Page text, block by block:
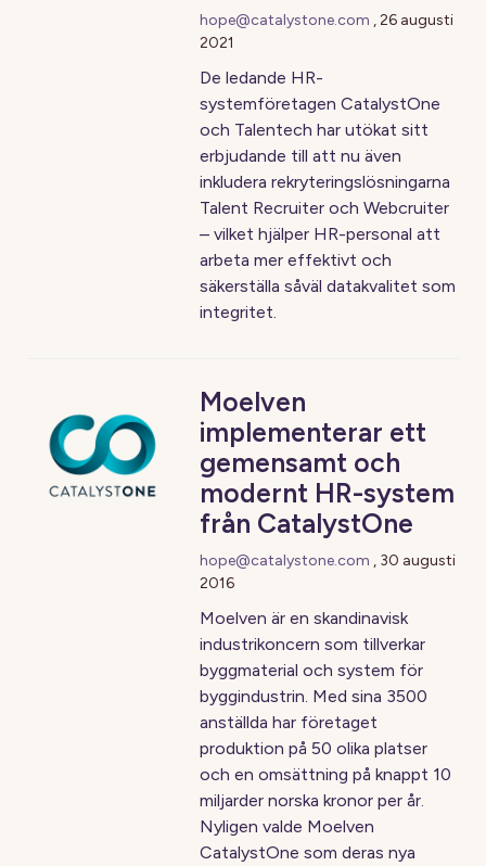
hope@catalystone.com ,26 augusti
2021
De ledande HR-
systemföretagen CatalystOne
och Talentech har utökat sitt
erbjudande till att nu även
inkludera rekryteringslösningarna
Talent Recruiter och Webcruiter
– vilket hjälper HR-personal att
arbeta mer effektivt och
säkerställa såväl datakvalitet som
integritet.
Moelven
implementerar ett
gemensamt och
modernt HR-system
från CatalystOne
hope@catalystone.com , 30 augusti
2016
Moelven är en skandinavisk
industrikoncern som tillverkar
byggmaterial och system för
byggindustrin. Med sina 3500
anställda har företaget
produktion på 50 olika platser
och en omsättning på knappt 10
miljarder norska kronor per år.
Nyligen valde Moelven
CatalystOne som deras nya